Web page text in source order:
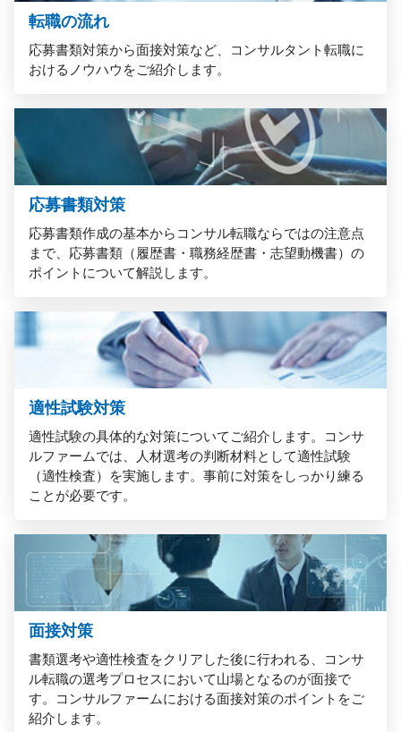
転職の流れ
応募書類対策から面接対策など、コンサルタント転職に
おけるノウハウをご紹介します。
応募書類対策
応募書類作成の基本からコンサル転職ならではの注意点
まで、応募書類（履歴書・職務経歴書・志望動機書）の
ポイントについて解説します。
適性試験対策
適性試験の具体的な対策についてご紹介します。コンサ
ルファームでは、人材選考の判断材料として適性試験
（適性検査）を実施します。事前に対策をしっかり練る
ことが必要です。
面接対策
書類選考や適性検査をクリアした後に行われる、コンサ
ル転職の選考プロセスにおいて山場となるのが面接で
す。コンサルファームにおける面接対策のポイントをご
紹介します。